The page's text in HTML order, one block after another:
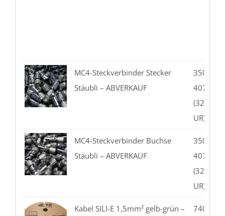
MC4-Steckverbinder Stecker
Stäubli – ABVERKAUF
350.01-
407.49-
UR)
MC4-Steckverbinder Buchse
Stäubli – ABVERKAUF
350.01-
407.39-
UR)
Kabel SILI-E 1,5mm² gelb-grün –
740.01-